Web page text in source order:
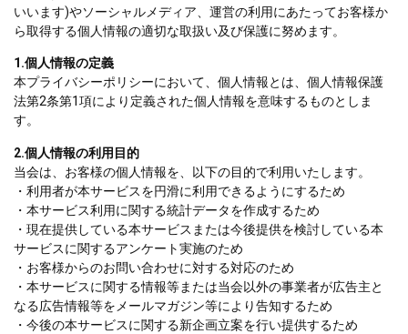
いいます)やソーシャルメディア、運営の利用にあたってお客様か
ら取得する個人情報の適切な取扱い及び保護に努めます。
1.個人情報の定義
本プライバシーポリシーにおいて、個人情報とは、個人情報保護
法第2条第1項により定義された個人情報を意味するものとしま
す。
2.個人情報の利用目的
当会は、お客様の個人情報を、以下の目的で利用いたします。
・利用者が本サービスを円滑に利用できるようにするため
・本サービス利用に関する統計データを作成するため
・現在提供している本サービスまたは今後提供を検討している本
サービスに関するアンケート実施のため
・お客様からのお問い合わせに対する対応のため
・本サービスに関する情報等または当会以外の事業者が広告主と
なる広告情報等をメールマガジン等により告知するため
・今後の本サービスに関する新企画立案を行い提供するため